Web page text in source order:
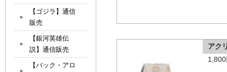
アク
【ゴジラ】通信
販売
【銀河英雄伝
説】通信販売
【バック・アロ